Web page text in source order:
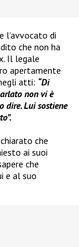
l’avvocato di
che non ha
Il legale
apertamente
atti: “Di
non vi è
dire. Lui sostiene
che
ai suoi
che
e al suo